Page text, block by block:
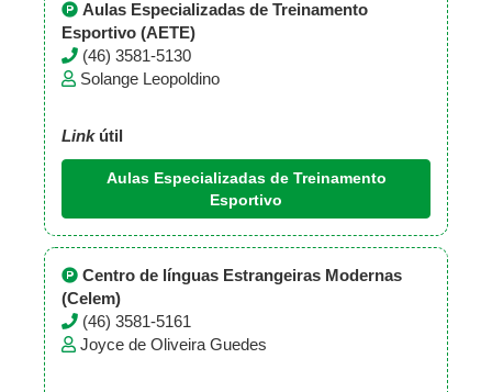
Aulas Especializadas de Treinamento
Esportivo (AETE)
(46) 3581-5130
Solange Leopoldino
Linkútil
Aulas Especializadas de Treinamento
Esportivo
Centro de línguas Estrangeiras Modernas
(Celem)
(46) 3581-5161
Joyce de Oliveira Guedes